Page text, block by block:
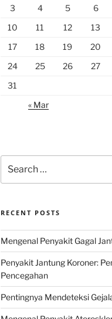
3
4 5 6
10
11 12 13
17
18 19 20
24
25 26 27
31
« Mar
for:
RECENT POSTS
Mengenal Penyakit Gagal
Penyakit Jantung Koroner:
Pencegahan
Pentingnya Mendeteksi